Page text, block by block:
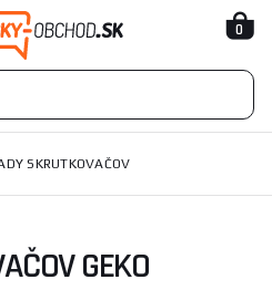
0
SKRUTKOVAČOV
GEKO